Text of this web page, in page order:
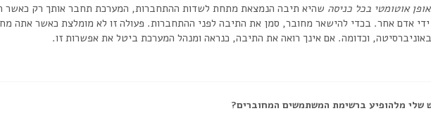
אוטומטי בכל כניסה שהיא תיבה הנמצאת מתחת לשדות ההתחברות, המערכת תחבר אותך רק כאשר
אדם אחר. בכדי להישאר מחובר, סמן את התיבה לפני ההתחברות. פעולה זו לא מומלצת כאשר אתה
וכדומה. אם אינך רואה את התיבה, כנראה ומנהל המערכת ביטל את אפשרות זו.
שלי מלהופיע ברשימת המשתמשים המחוברים?